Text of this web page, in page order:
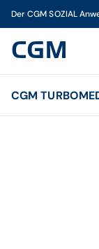
Der CGM SOZIAL
CGM